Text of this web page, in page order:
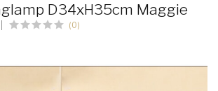
D34xH35cm Maggie
(0)